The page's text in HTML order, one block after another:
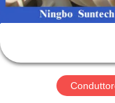
DELLA
QUALITÀ